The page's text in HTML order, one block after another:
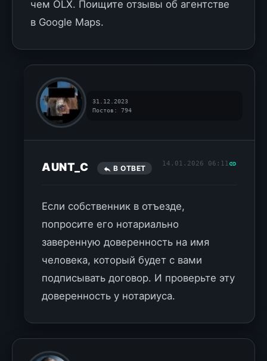
чем OLX. Поищите отзывы об агентстве
в Google Maps.
31.12.2023
Постов: 794
AUNT_C В ОТВЕТ
14.01.2026 06:11
Если собственник в отъезде,
попросите его нотариально
заверенную доверенность на имя
человека, который будет с вами
подписывать договор. И проверьте эту
доверенность у нотариуса.